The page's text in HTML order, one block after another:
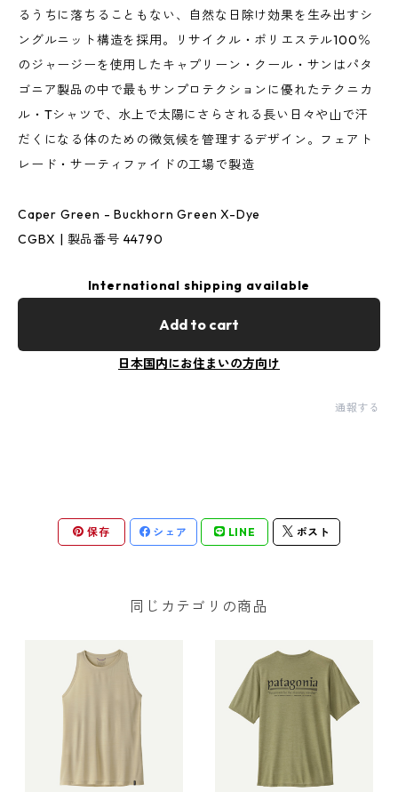
るうちに落ちることもない、自然な日除け効果を生み出すシ
ングルニット構造を採用。リサイクル・ポリエステル100％
のジャージーを使用したキャプリーン・クール・サンはパタ
ゴニア製品の中で最もサンプロテクションに優れたテクニカ
ル・Tシャツで、水上で太陽にさらされる長い日々や山で汗
だくになる体のための微気候を管理するデザイン。フェアト
レード・サーティファイドの工場で製造
Caper Green - Buckhorn Green X-Dye
CGBX | 製品番号 44790
International shipping available
Add to cart
日本国内にお住まいの方向け
通報する
保存 シェア LINE ポスト
同じカテゴリの商品